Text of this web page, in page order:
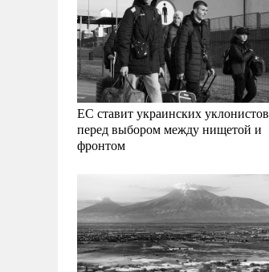
ЕС ставит украинских уклонистов
перед выбором между нищетой и
фронтом